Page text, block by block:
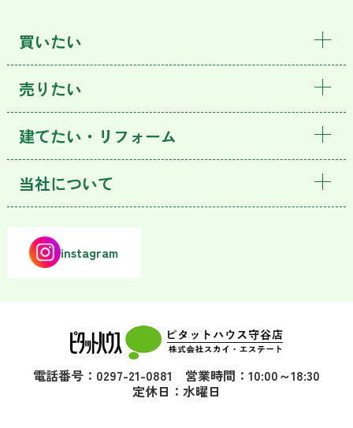
買いたい
売りたい
建てたい・リフォーム
当社について
instagram
電話番号：0297-21-0881 営業時間：10:00～18:30
定休日：水曜日